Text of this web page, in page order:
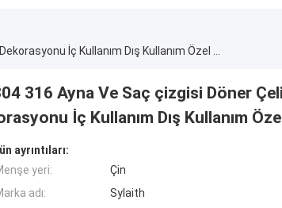
316 Ayna Ve Saç çizgisi Döner
İç Kullanım Dış Kullanım
ayrıntıları:
yeri:
Çin
adı:
Sylaith